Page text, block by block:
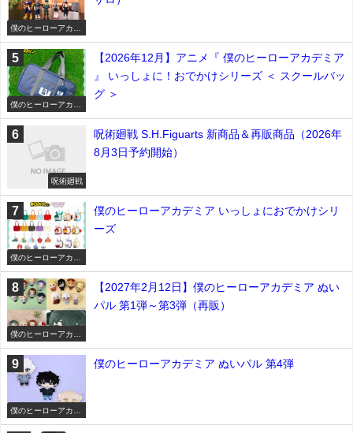
僕のヒーローアカデ
僕のヒーローアカデ
【2026年12月】アニメ『 僕のヒーローアカデミア
』 いっしょに！おでかけシリーズ ＜ スクールバッ
グ ＞
呪術廻戦
呪術廻戦 S.H.Figuarts 新商品＆再販商品（2026年
8月3日予約開始）
僕のヒーローアカデ
僕のヒーローアカデミア いっしょにおでかけシリ
ーズ
僕のヒーローアカデ
【2027年2月12日】僕のヒーローアカデミア ぬい
パル 第1弾～第3弾（再販）
僕のヒーローアカデ
僕のヒーローアカデミア ぬいパル 第4弾